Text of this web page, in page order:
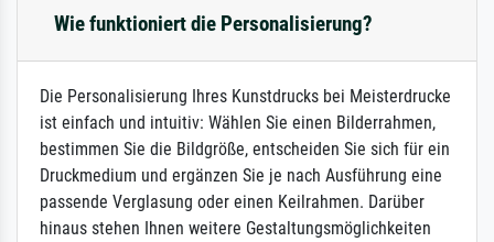
Wie funktioniert die Personalisierung?
Die Personalisierung Ihres Kunstdrucks bei Meisterdrucke
ist einfach und intuitiv: Wählen Sie einen Bilderrahmen,
bestimmen Sie die Bildgröße, entscheiden Sie sich für ein
Druckmedium und ergänzen Sie je nach Ausführung eine
passende Verglasung oder einen Keilrahmen. Darüber
hinaus stehen Ihnen weitere Gestaltungsmöglichkeiten